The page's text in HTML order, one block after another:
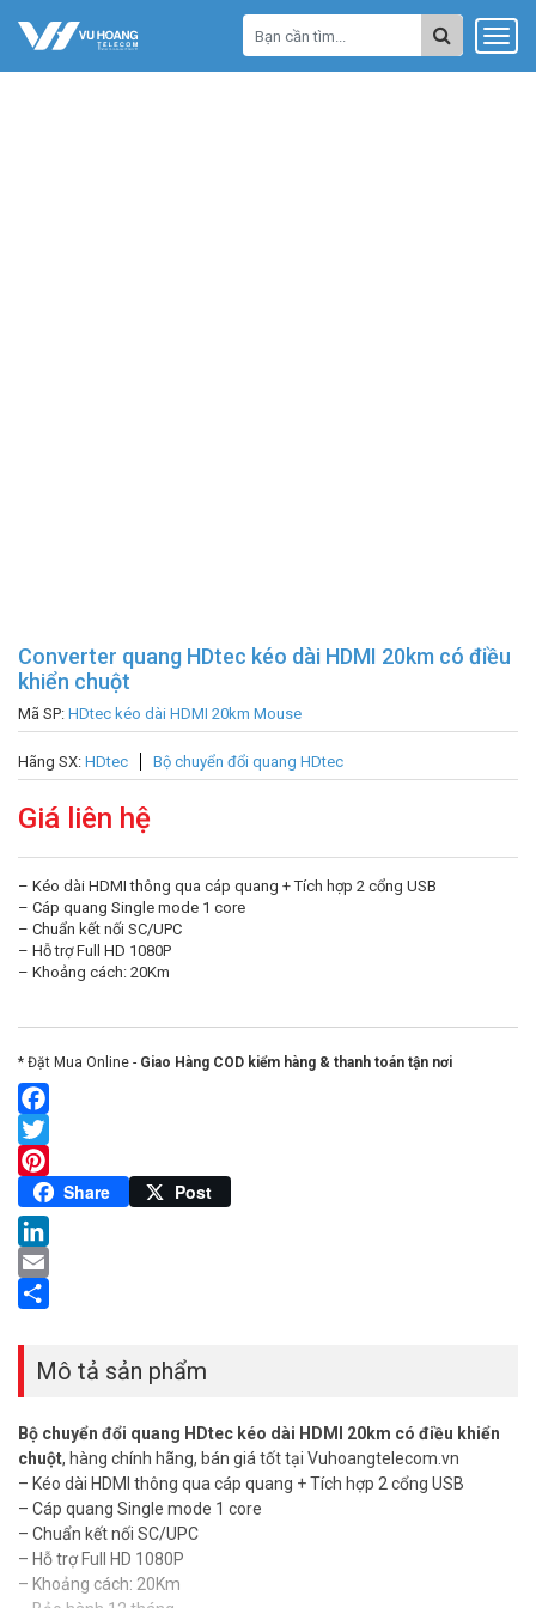
Converter quang HDtec kéo dài HDMI 20km có điều
khiển chuột
Mã SP: HDtec kéo dài HDMI 20km Mouse
Hãng SX: HDtec Bộ chuyển đổi quang HDtec
Giá liên hệ
– Kéo dài HDMI thông qua cáp quang + Tích hợp 2 cổng USB
– Cáp quang Single mode 1 core
– Chuẩn kết nối SC/UPC
– Hỗ trợ Full HD 1080P
– Khoảng cách: 20Km
* Đặt Mua Online - Giao Hàng COD kiểm hàng & thanh toán tận nơi
Facebook
Twitter
Pinterest
Share Post
LinkedIn
Email
Mô tả sản phẩm
Bộ chuyển đổi quang HDtec kéo dài HDMI 20km có điều khiển
chuột, hàng chính hãng, bán giá tốt tại Vuhoangtelecom.vn
– Kéo dài HDMI thông qua cáp quang + Tích hợp 2 cổng USB
– Cáp quang Single mode 1 core
– Chuẩn kết nối SC/UPC
– Hỗ trợ Full HD 1080P
– Khoảng cách: 20Km